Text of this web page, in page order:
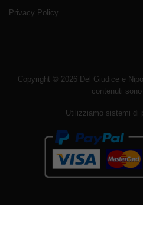
Privacy Policy
Copyright © 2026 Del Giudice e
contenuti
Utilizziamo sistemi di